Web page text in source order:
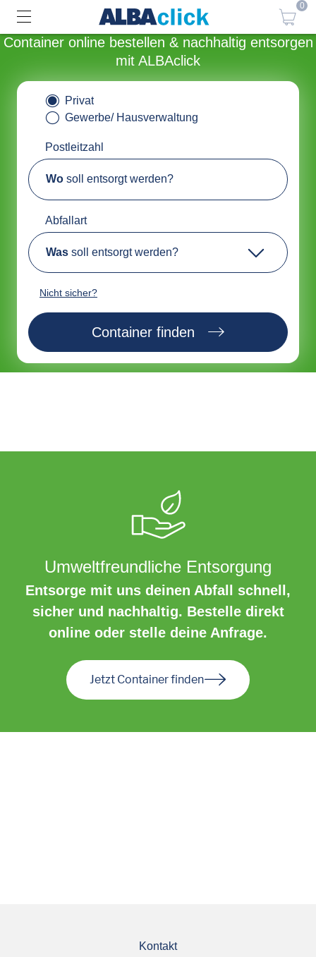
0
Container online bestellen & nachhaltig entsorgen
mit ALBAclick
Privat
Gewerbe/ Hausverwaltung
Postleitzahl
Wo soll entsorgt werden?
Abfallart
Was soll entsorgt werden?
Nicht sicher?
Container finden
Umweltfreundliche Entsorgung
Entsorge mit uns deinen Abfall schnell,
sicher und nachhaltig. Bestelle direkt
online oder stelle deine Anfrage.
Jetzt Container finden
Kontakt